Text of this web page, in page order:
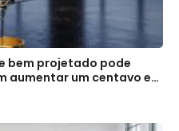
bem projetado pode
aumentar um centavo em